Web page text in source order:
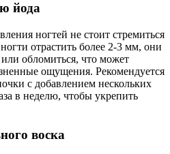
йода
ногтей не стоит стремиться
отрастить более 2-3 мм, они
или обломиться, что может
ощущения. Рекомендуется
с добавлением нескольких
в неделю, чтобы укрепить
воска